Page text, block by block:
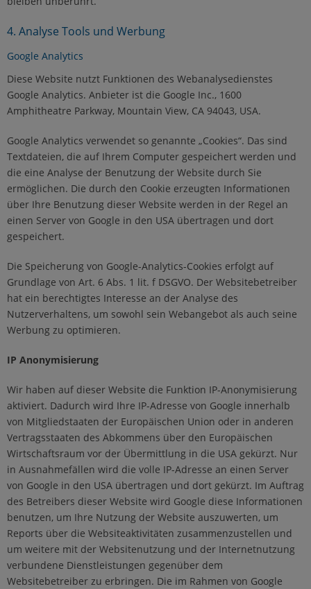
4. Analyse Tools und Werbung
Google Analytics
Diese Website nutzt Funktionen des Webanalysedienstes
Google Analytics. Anbieter ist die Google Inc., 1600
Amphitheatre Parkway, Mountain View, CA 94043, USA.
Google Analytics verwendet so genannte „Cookies“. Das sind
Textdateien, die auf Ihrem Computer gespeichert werden und
die eine Analyse der Benutzung der Website durch Sie
ermöglichen. Die durch den Cookie erzeugten Informationen
über Ihre Benutzung dieser Website werden in der Regel an
einen Server von Google in den USA übertragen und dort
gespeichert.
Die Speicherung von Google-Analytics-Cookies erfolgt auf
Grundlage von Art. 6 Abs. 1 lit. f DSGVO. Der Websitebetreiber
hat ein berechtigtes Interesse an der Analyse des
Nutzerverhaltens, um sowohl sein Webangebot als auch seine
Werbung zu optimieren.
IP Anonymisierung
Wir haben auf dieser Website die Funktion IP-Anonymisierung
aktiviert. Dadurch wird Ihre IP-Adresse von Google innerhalb
von Mitgliedstaaten der Europäischen Union oder in anderen
Vertragsstaaten des Abkommens über den Europäischen
Wirtschaftsraum vor der Übermittlung in die USA gekürzt. Nur
in Ausnahmefällen wird die volle IP-Adresse an einen Server
von Google in den USA übertragen und dort gekürzt. Im Auftrag
des Betreibers dieser Website wird Google diese Informationen
benutzen, um Ihre Nutzung der Website auszuwerten, um
Reports über die Websiteaktivitäten zusammenzustellen und
um weitere mit der Websitenutzung und der Internetnutzung
verbundene Dienstleistungen gegenüber dem
Websitebetreiber zu erbringen. Die im Rahmen von Google